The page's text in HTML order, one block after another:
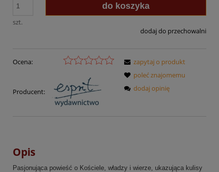
szt.
do koszyka
dodaj do przechowalni
Ocena:
Producent:
zapytaj o produkt
poleć znajomemu
dodaj opinię
Opis
Pasjonująca powieść o Kościele, władzy i wierze, ukazująca kulisy